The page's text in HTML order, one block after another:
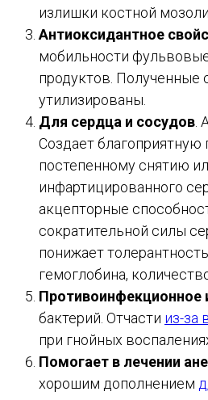
излишки костной
Антиоксидантное
мобильности
продуктов. Полученные
утилизированы.
Для сердца и сосудов .
Создает благоприятную
постепенному снятию
инфартицированного
акцепторные
сократительной силы
понижает
гемоглобина,
Противоинфекционное
бактерий. Отчасти из-за
при гнойных
Помогает в лечении
хорошим дополнением